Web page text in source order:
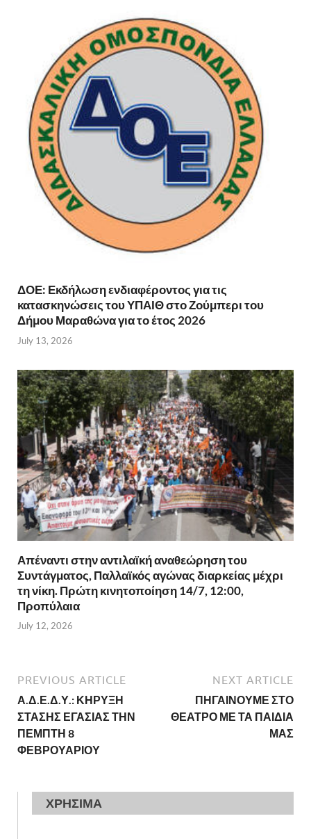
ΔΟΕ: Εκδήλωση ενδιαφέροντος για τις
κατασκηνώσεις του ΥΠΑΙΘ στο Ζούμπερι του
Δήμου Μαραθώνα για το έτος 2026
July 13, 2026
Απέναντι στην αντιλαϊκή αναθεώρηση του
Συντάγματος, Παλλαϊκός αγώνας διαρκείας μέχρι
τη νίκη. Πρώτη κινητοποίηση 14/7, 12:00,
Προπύλαια
July 12, 2026
PREVIOUS ARTICLE
Α.Δ.Ε.Δ.Υ.: ΚΗΡΥΞΗ
ΣΤΑΣΗΣ ΕΓΑΣΙΑΣ ΤΗΝ
ΠΕΜΠΤΗ 8
ΦΕΒΡΟΥΑΡΙΟΥ
NEXT ARTICLE
ΠΗΓΑΙΝΟΥΜΕ ΣΤΟ
ΘΕΑΤΡΟ ΜΕ ΤΑ ΠΑΙΔΙΑ
ΜΑΣ
ΧΡΗΣΙΜΑ